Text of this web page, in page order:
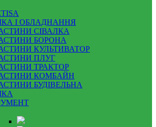
І ОБЛАДНАННЯ
СІВАЛКА
БОРОНА
КУЛЬТИВАТОР
ПЛУГ
ТРАКТОР
КОМБАЙН
БУДІВЕЛЬНА